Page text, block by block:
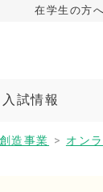
在学生の方へ
入試情報
造事業 > オン